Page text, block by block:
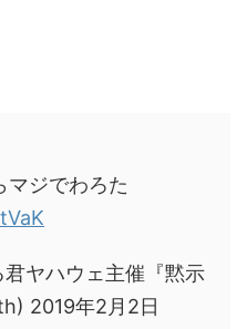
マジでわろた
ヤハウェ主催『黙示
2019年2月2日